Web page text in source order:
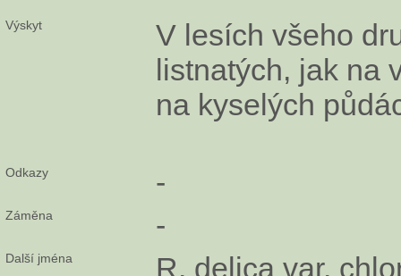
Výskyt
V lesích všeho
listnatých, jak na
na kyselých
Odkazy -
Záměna -
Další jména R. delica var.